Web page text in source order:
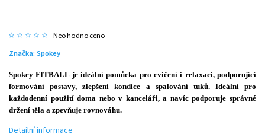
Neohodnoceno
Značka: Spokey
Spokey FITBALL je ideální pomůcka pro cvičení i relaxaci, podporující
formování postavy, zlepšení kondice a spalování tuků. Ideální pro
každodenní použití doma nebo v kanceláři, a navíc podporuje správné
držení těla a zpevňuje rovnováhu.
Detailní informace